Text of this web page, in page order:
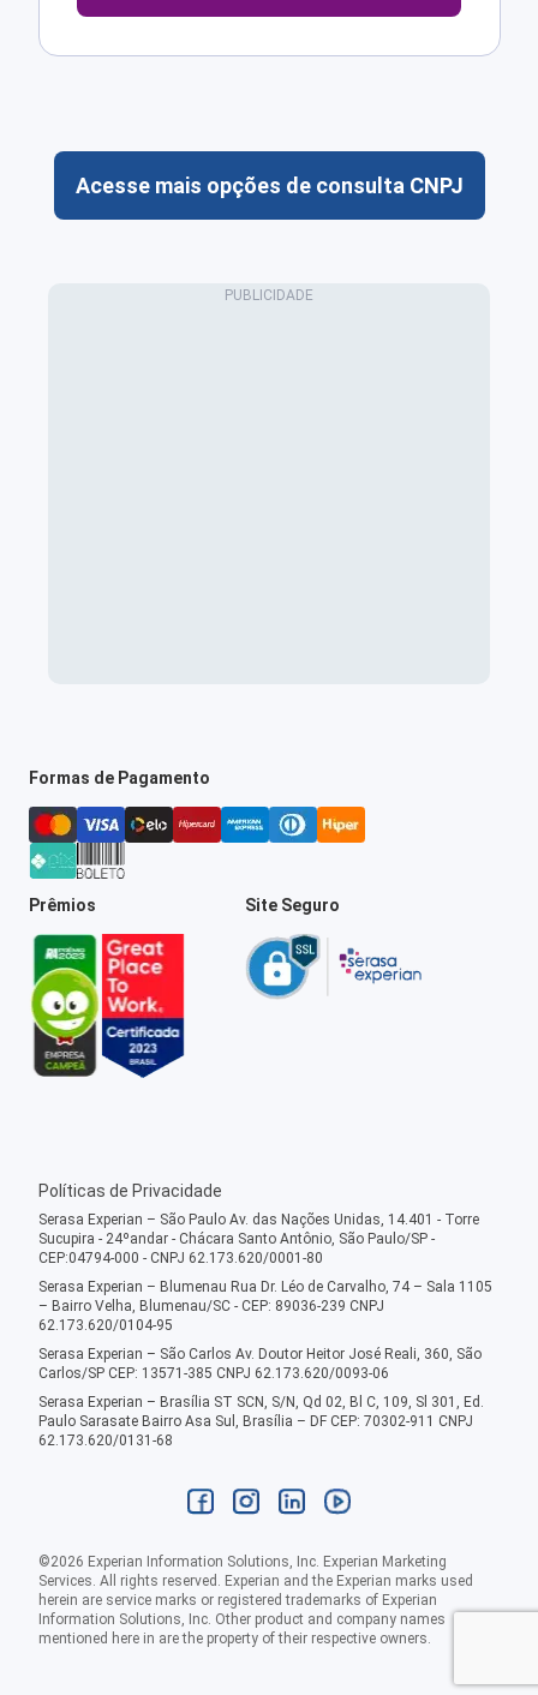
Acesse mais opções de consulta CNPJ
Formas de Pagamento
Prêmios Site Seguro
Políticas de Privacidade
Serasa Experian – São Paulo Av. das Nações Unidas, 14.401 - Torre
Sucupira - 24ºandar - Chácara Santo Antônio, São Paulo/SP -
CEP:04794-000 - CNPJ 62.173.620/0001-80
Serasa Experian – Blumenau Rua Dr. Léo de Carvalho, 74 – Sala 1105
– Bairro Velha, Blumenau/SC - CEP: 89036-239 CNPJ
62.173.620/0104-95
Serasa Experian – São Carlos Av. Doutor Heitor José Reali, 360, São
Carlos/SP CEP: 13571-385 CNPJ 62.173.620/0093-06
Serasa Experian – Brasília ST SCN, S/N, Qd 02, Bl C, 109, Sl 301, Ed.
Paulo Sarasate Bairro Asa Sul, Brasília – DF CEP: 70302-911 CNPJ
62.173.620/0131-68
©2026 Experian Information Solutions, Inc. Experian Marketing
Services. All rights reserved. Experian and the Experian marks used
herein are service marks or registered trademarks of Experian
Information Solutions, Inc. Other product and company names
mentioned here in are the property of their respective owners.